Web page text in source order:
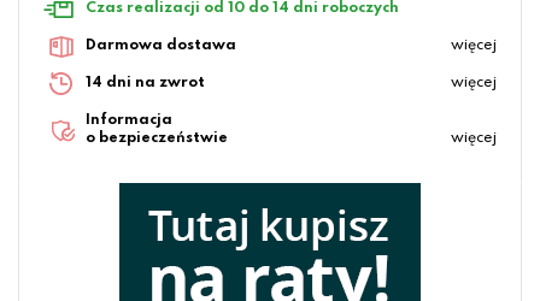
Czas realizacji od 10 do 14 dni roboczych
Darmowa dostawa więcej
14 dni na zwrot więcej
Informacja
o bezpieczeństwie
więcej